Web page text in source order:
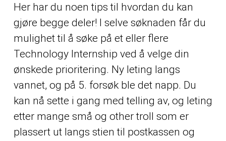
Her har du noen tips til hvordan du kan
gjøre begge deler! I selve søknaden får du
mulighet til å søke på et eller flere
Technology Internship ved å velge din
ønskede prioritering. Ny leting langs
vannet, og på 5. forsøk ble det napp. Du
kan nå sette i gang med telling av, og leting
etter mange små og othertroll som er
plassert ut langs stien til postkassen og